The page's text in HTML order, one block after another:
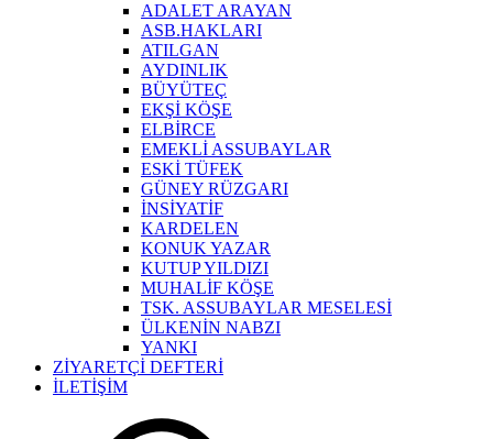
ADALET ARAYAN
ASB.HAKLARI
ATILGAN
AYDINLIK
BÜYÜTEÇ
EKŞİ KÖŞE
ELBİRCE
EMEKLİ ASSUBAYLAR
ESKİ TÜFEK
GÜNEY RÜZGARI
İNSİYATİF
KARDELEN
KONUK YAZAR
KUTUP YILDIZI
MUHALİF KÖŞE
TSK. ASSUBAYLAR MESELESİ
ÜLKENİN NABZI
YANKI
ZİYARETÇİ DEFTERİ
İLETİŞİM